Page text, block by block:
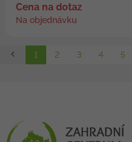
Cena na dotaz
Na objednávku
1 2 3 4 5